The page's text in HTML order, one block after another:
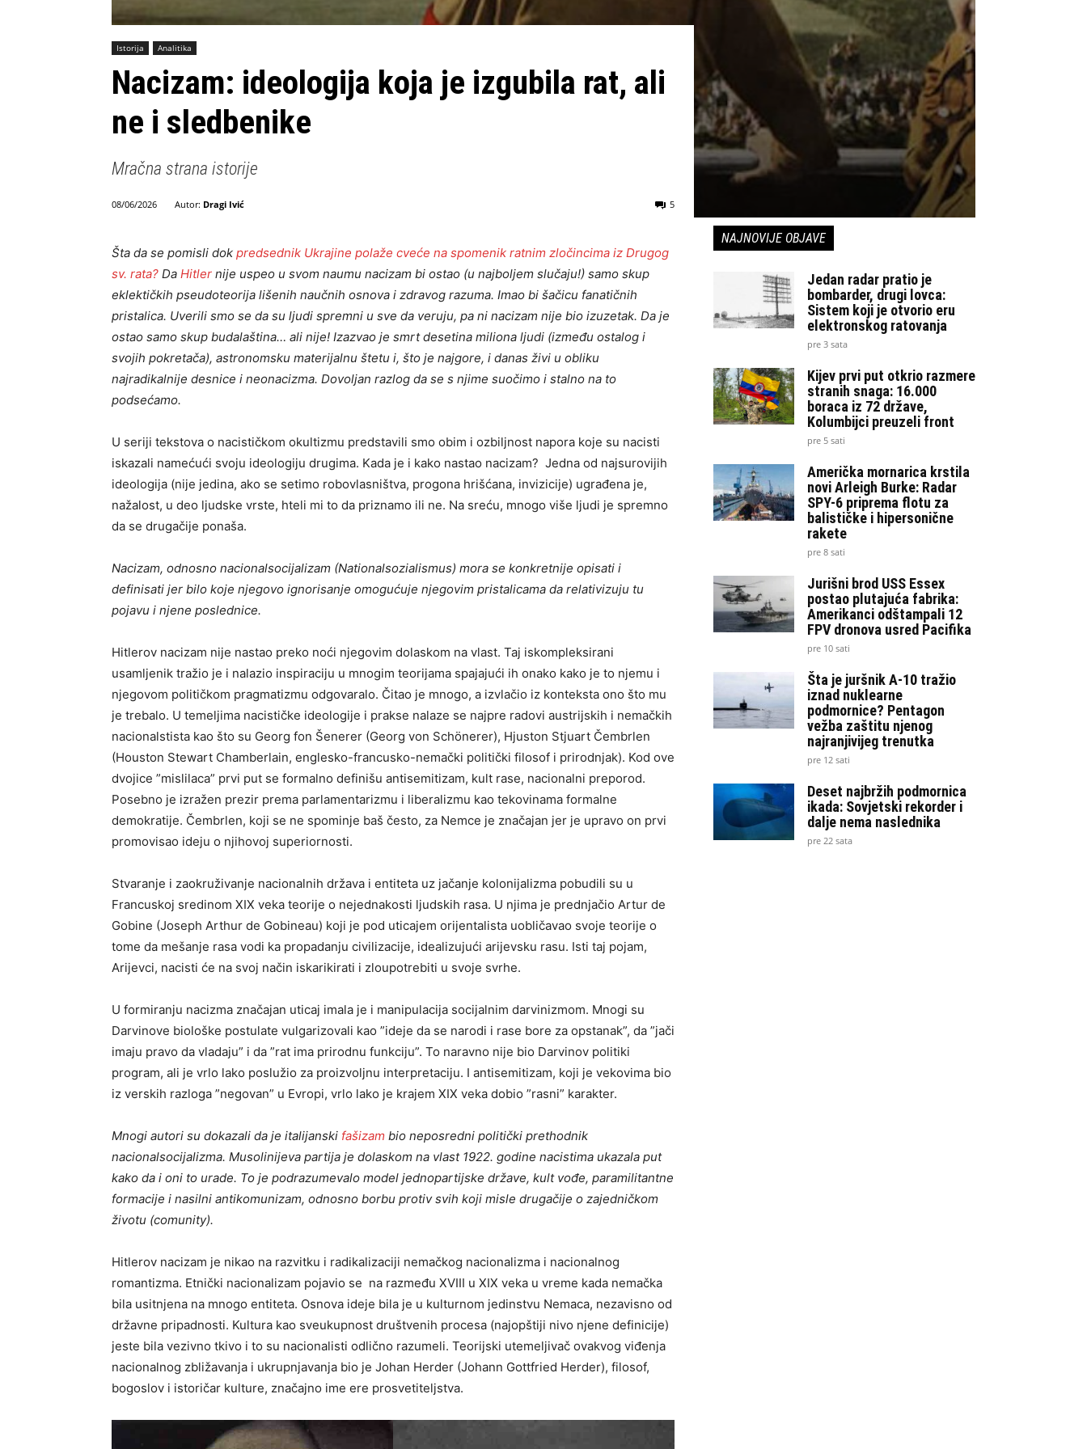
Istorija Analitika
Nacizam: ideologija koja je izgubila rat, ali
ne i sledbenike
Mračna strana istorije
08/06/2026 Autor: Dragi Ivić 5
Šta da se pomisli dok predsednik Ukrajine polaže cveće na spomenik ratnim zločincima iz Drugog
sv. rata? Da Hitler nije uspeo u svom naumu nacizam bi ostao (u najboljem slučaju!) samo skup
eklektičkih pseudoteorija lišenih naučnih osnova i zdravog razuma. Imao bi šačicu fanatičnih
pristalica. Uverili smo se da su ljudi spremni u sve da veruju, pa ni nacizam nije bio izuzetak. Da je
ostao samo skup budalaština… ali nije! Izazvao je smrt desetina miliona ljudi (između ostalog i
svojih pokretača), astronomsku materijalnu štetu i, što je najgore, i danas živi u obliku
najradikalnije desnice i neonacizma. Dovoljan razlog da se s njime suočimo i stalno na to
podsećamo.
U seriji tekstova o nacističkom okultizmu predstavili smo obim i ozbiljnost napora koje su nacisti
iskazali namećući svoju ideologiju drugima. Kada je i kako nastao nacizam? Jedna od najsurovijih
ideologija (nije jedina, ako se setimo robovlasništva, progona hrišćana, invizicije) ugrađena je,
nažalost, u deo ljudske vrste, hteli mi to da priznamo ili ne. Na sreću, mnogo više ljudi je spremno
da se drugačije ponaša.
Nacizam, odnosno nacionalsocijalizam (Nationalsozialismus) mora se konkretnije opisati i
definisati jer bilo koje njegovo ignorisanje omogućuje njegovim pristalicama da relativizuju tu
pojavu i njene poslednice.
Hitlerov nacizam nije nastao preko noći njegovim dolaskom na vlast. Taj iskompleksirani
usamljenik tražio je i nalazio inspiraciju u mnogim teorijama spajajući ih onako kako je to njemu i
njegovom političkom pragmatizmu odgovaralo. Čitao je mnogo, a izvlačio iz konteksta ono što mu
je trebalo. U temeljima nacističke ideologije i prakse nalaze se najpre radovi austrijskih i nemačkih
nacionalstista kao što su Georg fon Šenerer (Georg von Schönerer), Hjuston Stjuart Čembrlen
(Houston Stewart Chamberlain, englesko-francusko-nemački politički filosof i prirodnjak). Kod ove
dvojice ”mislilaca” prvi put se formalno definišu antisemitizam, kult rase, nacionalni preporod.
Posebno je izražen prezir prema parlamentarizmu i liberalizmu kao tekovinama formalne
demokratije. Čembrlen, koji se ne spominje baš često, za Nemce je značajan jer je upravo on prvi
promovisao ideju o njihovoj superiornosti.
Stvaranje i zaokruživanje nacionalnih država i entiteta uz jačanje kolonijalizma pobudili su u
Francuskoj sredinom XIX veka teorije o nejednakosti ljudskih rasa. U njima je prednjačio Artur de
Gobine (Joseph Arthur de Gobineau) koji je pod uticajem orijentalista uobličavao svoje teorije o
tome da mešanje rasa vodi ka propadanju civilizacije, idealizujući arijevsku rasu. Isti taj pojam,
Arijevci, nacisti će na svoj način iskarikirati i zloupotrebiti u svoje svrhe.
U formiranju nacizma značajan uticaj imala je i manipulacija socijalnim darvinizmom. Mnogi su
Darvinove biološke postulate vulgarizovali kao ”ideje da se narodi i rase bore za opstanak”, da ”jači
imaju pravo da vladaju” i da ”rat ima prirodnu funkciju”. To naravno nije bio Darvinov politiki
program, ali je vrlo lako poslužio za proizvoljnu interpretaciju. I antisemitizam, koji je vekovima bio
iz verskih razloga ”negovan” u Evropi, vrlo lako je krajem XIX veka dobio ”rasni” karakter.
Mnogi autori su dokazali da je italijanski fašizam bio neposredni politički prethodnik
nacionalsocijalizma. Musolinijeva partija je dolaskom na vlast 1922. godine nacistima ukazala put
kako da i oni to urade. To je podrazumevalo model jednopartijske države, kult vođe, paramilitantne
formacije i nasilni antikomunizam, odnosno borbu protiv svih koji misle drugačije o zajedničkom
životu (comunity).
Hitlerov nacizam je nikao na razvitku i radikalizaciji nemačkog nacionalizma i nacionalnog
romantizma. Etnički nacionalizam pojavio se na razmeđu XVIII u XIX veka u vreme kada nemačka
bila usitnjena na mnogo entiteta. Osnova ideje bila je u kulturnom jedinstvu Nemaca, nezavisno od
državne pripadnosti. Kultura kao sveukupnost društvenih procesa (najopštiji nivo njene definicije)
jeste bila vezivno tkivo i to su nacionalisti odlično razumeli. Teorijski utemeljivač ovakvog viđenja
nacionalnog zbližavanja i ukrupnjavanja bio je Johan Herder (Johann Gottfried Herder), filosof,
bogoslov i istoričar kulture, značajno ime ere prosvetiteljstva.
NAJNOVIJE OBJAVE
Jedan radar pratio je
bombarder, drugi lovca:
Sistem koji je otvorio eru
elektronskog ratovanja
pre 3 sata
Kijev prvi put otkrio razmere
stranih snaga: 16.000
boraca iz 72 države,
Kolumbijci preuzeli front
pre 5 sati
Američka mornarica krstila
novi Arleigh Burke: Radar
SPY-6 priprema flotu za
balističke i hipersonične
rakete
pre 8 sati
Jurišni brod USS Essex
postao plutajuća fabrika:
Amerikanci odštampali 12
FPV dronova usred Pacifika
pre 10 sati
Šta je juršnik A-10 tražio
iznad nuklearne
podmornice? Pentagon
vežba zaštitu njenog
najranjivijeg trenutka
pre 12 sati
Deset najbržih podmornica
ikada: Sovjetski rekorder i
dalje nema naslednika
pre 22 sata